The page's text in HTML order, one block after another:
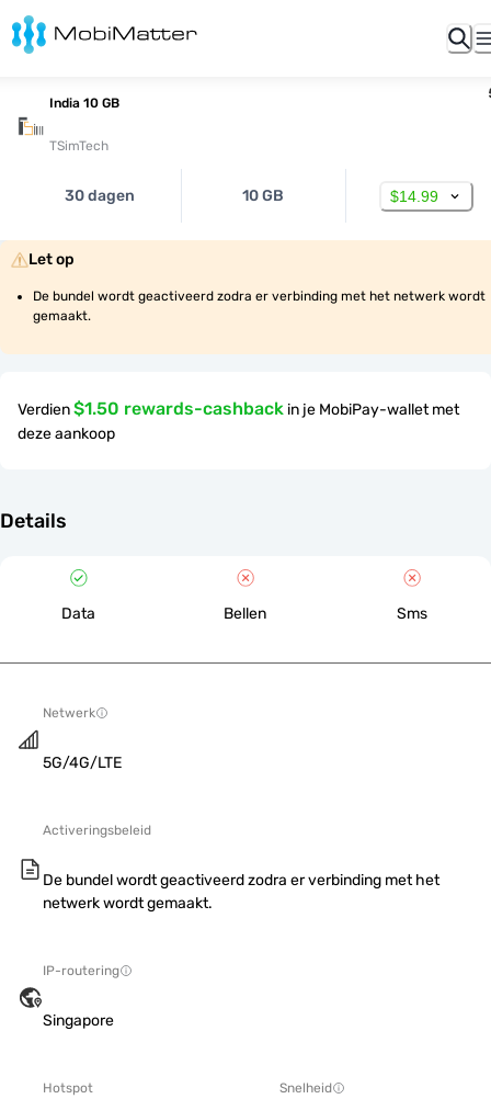
India 10 GB
TSimTech
30 dagen 10 GB $14.99
Let op
De bundel wordt geactiveerd zodra er verbinding met het netwerk wordt
gemaakt.
Verdien$1.50 rewards-cashback in je MobiPay-wallet met
deze aankoop
Details
Data Bellen Sms
Netwerk
5G/4G/LTE
Activeringsbeleid
De bundel wordt geactiveerd zodra er verbinding met het
netwerk wordt gemaakt.
IP-routering
Singapore
Hotspot Snelheid